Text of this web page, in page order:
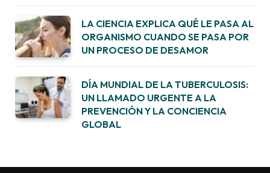
LA CIENCIA EXPLICA QUÉ LE PASA AL
ORGANISMO CUANDO SE PASA POR
UN PROCESO DE DESAMOR
DÍA MUNDIAL DE LA TUBERCULOSIS:
UN LLAMADO URGENTE A LA
PREVENCIÓN Y LA CONCIENCIA
GLOBAL